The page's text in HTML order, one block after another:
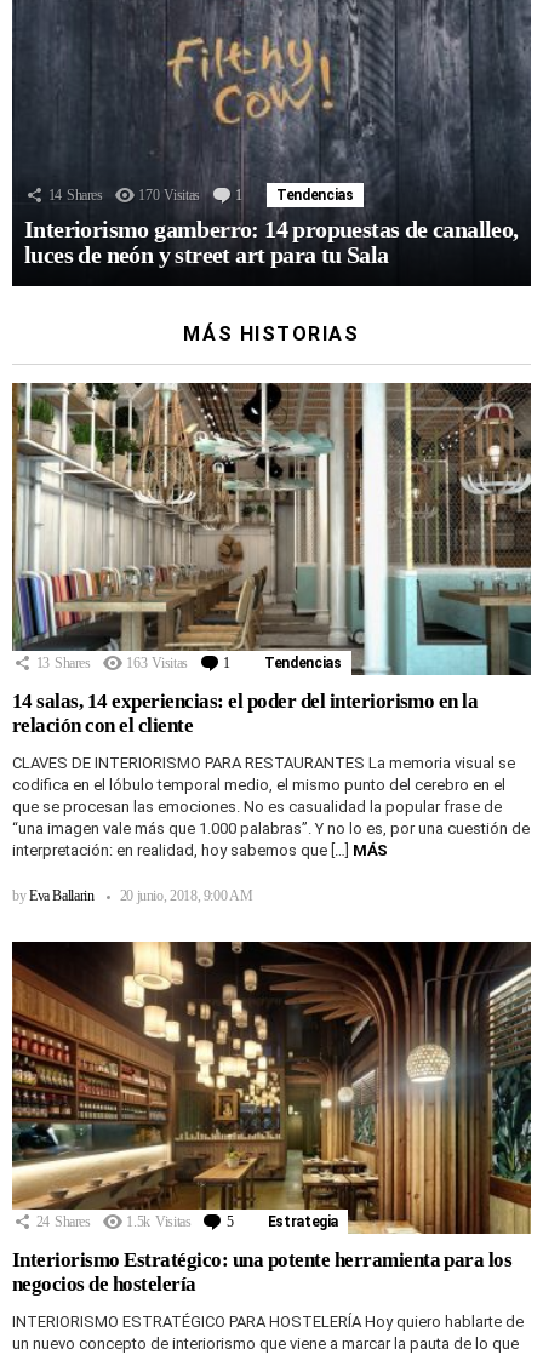
14 Shares 170 Visitas 1 Comentario
Tendencias
Interiorismo gamberro: 14 propuestas de canalleo,
luces de neón y street art para tu Sala
MÁS HISTORIAS
13 Shares 163 Visitas 1 Comentario
Tendencias
14 salas, 14 experiencias: el poder del interiorismo en la
relación con el cliente
CLAVES DE INTERIORISMO PARA RESTAURANTES La memoria visual se
codifica en el lóbulo temporal medio, el mismo punto del cerebro en el
que se procesan las emociones. No es casualidad la popular frase de
“una imagen vale más que 1.000 palabras”. Y no lo es, por una cuestión de
interpretación: en realidad, hoy sabemos que […] MÁS
byEva Ballarin 20 junio, 2018, 9:00 AM
24 Shares 1.5k Visitas 5 Comentarios
Estrategia
Interiorismo Estratégico: una potente herramienta para los
negocios de hostelería
INTERIORISMO ESTRATÉGICO PARA HOSTELERÍA Hoy quiero hablarte de
un nuevo concepto de interiorismo que viene a marcar la pauta de lo que